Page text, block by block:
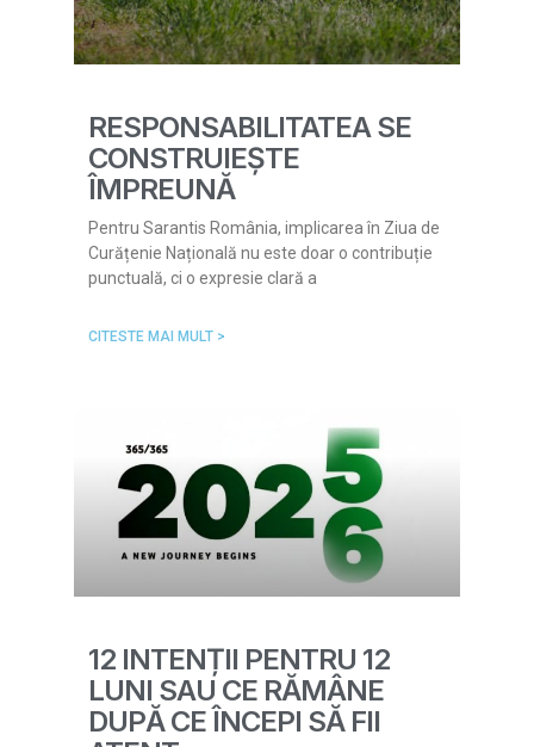
RESPONSABILITATEA SE
CONSTRUIEȘTE
ÎMPREUNĂ
Pentru Sarantis România, implicarea în Ziua de
Curățenie Națională nu este doar o contribuție
punctuală, ci o expresie clară a
CITESTE MAI MULT >
12 INTENȚII PENTRU 12
LUNI SAU CE RĂMÂNE
DUPĂ CE ÎNCEPI SĂ FII